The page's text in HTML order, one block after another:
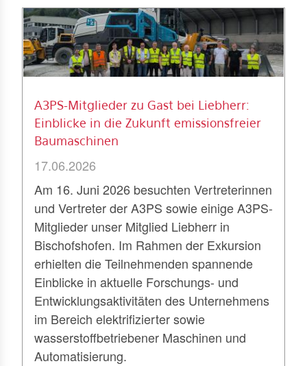
A3PS-Mitglieder zu Gast bei Liebherr:
Einblicke in die Zukunft emissionsfreier
Baumaschinen
17.06.2026
Am 16. Juni 2026 besuchten Vertreterinnen
und Vertreter der A3PS sowie einige A3PS-
Mitglieder unser Mitglied Liebherr in
Bischofshofen. Im Rahmen der Exkursion
erhielten die Teilnehmenden spannende
Einblicke in aktuelle Forschungs- und
Entwicklungsaktivitäten des Unternehmens
im Bereich elektrifizierter sowie
wasserstoffbetriebener Maschinen und
Automatisierung.